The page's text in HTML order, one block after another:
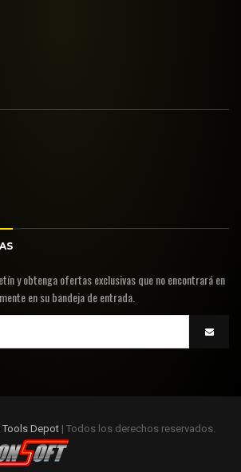
y obtenga ofertas exclusivas que no encontrará en
en su bandeja de entrada.
Tools Depot | Todos los derechos reservados.